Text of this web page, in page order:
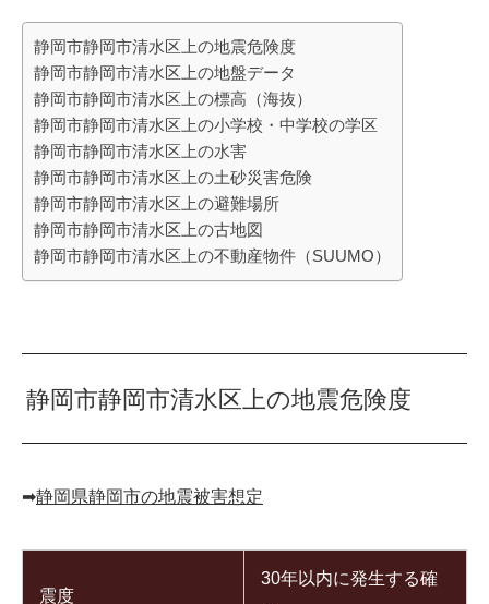
静岡市静岡市清水区上の地震危険度
静岡市静岡市清水区上の地盤データ
静岡市静岡市清水区上の標高（海抜）
静岡市静岡市清水区上の小学校・中学校の学区
静岡市静岡市清水区上の水害
静岡市静岡市清水区上の土砂災害危険
静岡市静岡市清水区上の避難場所
静岡市静岡市清水区上の古地図
静岡市静岡市清水区上の不動産物件（SUUMO）
静岡市静岡市清水区上の地震危険度
➡︎静岡県静岡市の地震被害想定
震度
30年以内に発生する確